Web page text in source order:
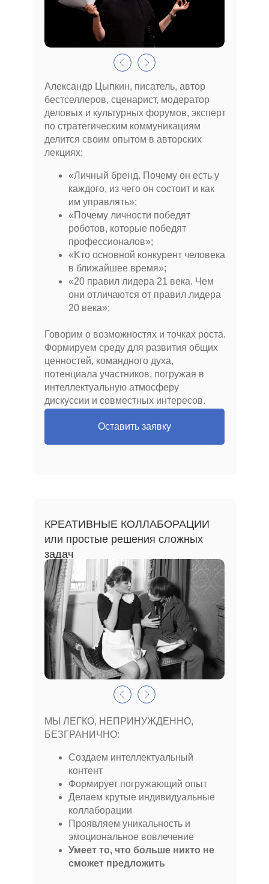
Александр Цыпкин, писатель, автор
бестселлеров, сценарист, модератор
деловых и культурных форумов, эксперт
по стратегическим коммуникациям
делится своим опытом в авторских
лекциях:
«Личный бренд. Почему он есть y
каждого, из чего он состоит и как
им управлять»;
«Почему личности победят
роботов, которые победят
профессионалов»;
«Kтo основной конкурент человека
в ближайшее время»;
«20 правил лидера 21 века. Чем
они отличаются от правил лидера
20 века»;
Говорим о возможностях и точках роста.
Формируем среду для развития общих
ценностей, командного духа,
потенциала участников, погружая в
интеллектуальную атмосферу
дискуссии и совместных интересов.
Оставить заявку
КРЕАТИВНЫЕ КОЛЛАБОРАЦИИ
или простые решения сложных
задач
МЫ ЛЕГКО, НЕПРИНУЖДЕННО,
БЕЗГРАНИЧНО:
Создаем интеллектуальный
контент
Формирует погружающий опыт
Делаем крутые индивидуальные
коллаборации
Проявляем уникальность и
эмоциональное вовлечение
Умеет то, что больше никто не
сможет предложить